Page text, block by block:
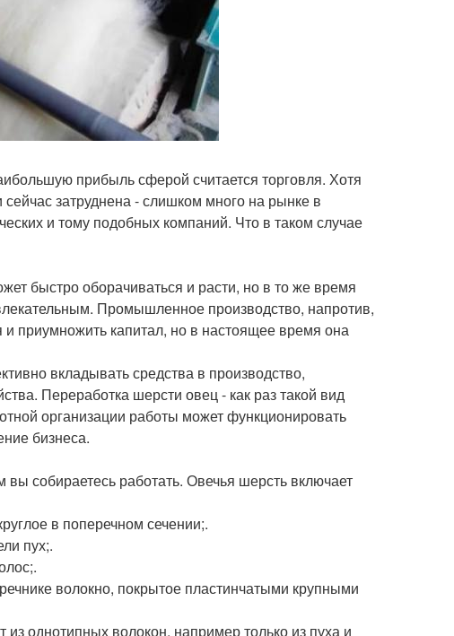
прибыль сферой считается торговля. Хотя
затруднена - слишком много на рынке в
и тому подобных компаний. Что в таком случае
быстро оборачиваться и расти, но в то же время
Промышленное производство, напротив,
приумножить капитал, но в настоящее время она
вкладывать средства в производство,
Переработка шерсти овец - как раз такой вид
организации работы может функционировать
бизнеса.
собираетесь работать. Овечья шерсть включает
в поперечном сечении;.
пух;.
волокно, покрытое пластинчатыми крупными
однотипных волокон, например только из пуха и